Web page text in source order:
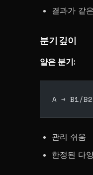
결과가 같
분기 깊이
얕은 분기:
A → B1/
관리 쉬움
한정된 다